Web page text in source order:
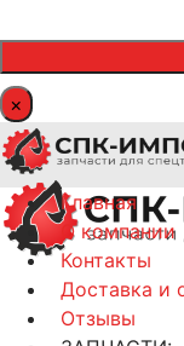
×
Главная
О компании
Контакты
Доставка и
Отзывы